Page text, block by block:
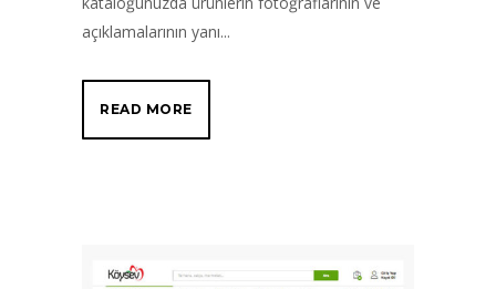
açıklamalarının yanı...
READ MORE